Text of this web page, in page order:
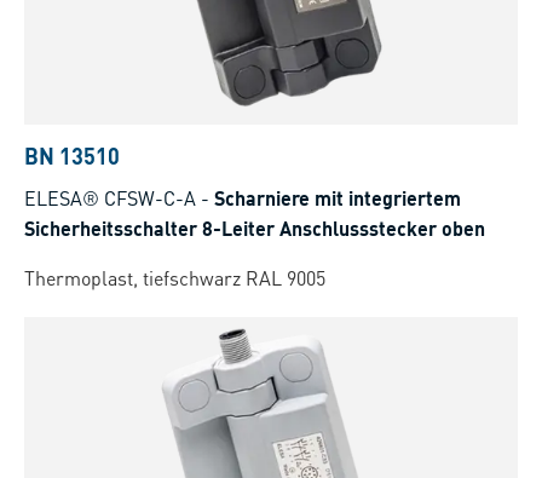
BN 13510
ELESA® CFSW-C-A - Scharniere mit integriertem
Sicherheitsschalter 8-Leiter Anschlussstecker oben
Thermoplast, tiefschwarz RAL 9005